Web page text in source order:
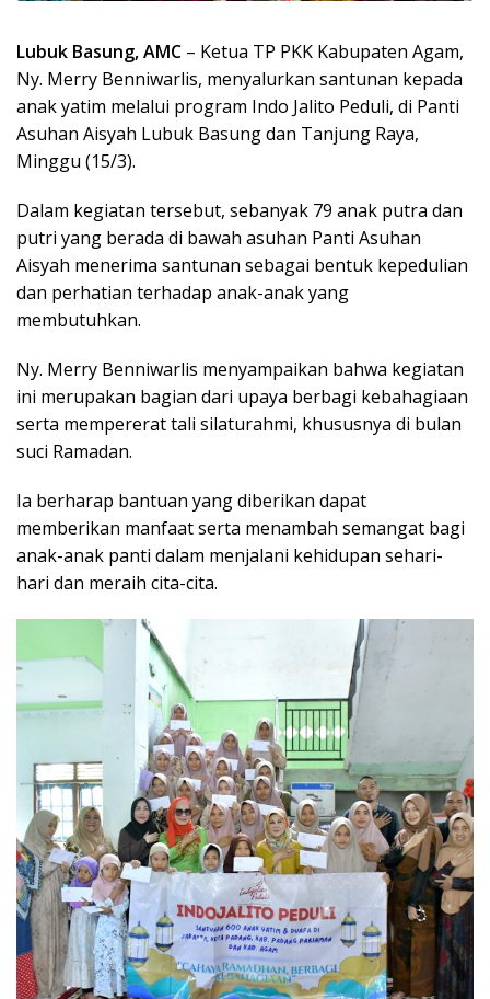
Lubuk Basung, AMC – Ketua TP PKK Kabupaten Agam,
Ny. Merry Benniwarlis, menyalurkan santunan kepada
anak yatim melalui program Indo Jalito Peduli, di Panti
Asuhan Aisyah Lubuk Basung dan Tanjung Raya,
Minggu (15/3).
Dalam kegiatan tersebut, sebanyak 79 anak putra dan
putri yang berada di bawah asuhan Panti Asuhan
Aisyah menerima santunan sebagai bentuk kepedulian
dan perhatian terhadap anak-anak yang
membutuhkan.
Ny. Merry Benniwarlis menyampaikan bahwa kegiatan
ini merupakan bagian dari upaya berbagi kebahagiaan
serta mempererat tali silaturahmi, khususnya di bulan
suci Ramadan.
Ia berharap bantuan yang diberikan dapat
memberikan manfaat serta menambah semangat bagi
anak-anak panti dalam menjalani kehidupan sehari-
hari dan meraih cita-cita.